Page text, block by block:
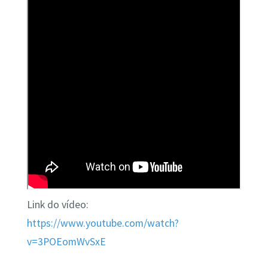
Link do vídeo:
https://www.youtube.com/watch?
v=3POEomWvSxE